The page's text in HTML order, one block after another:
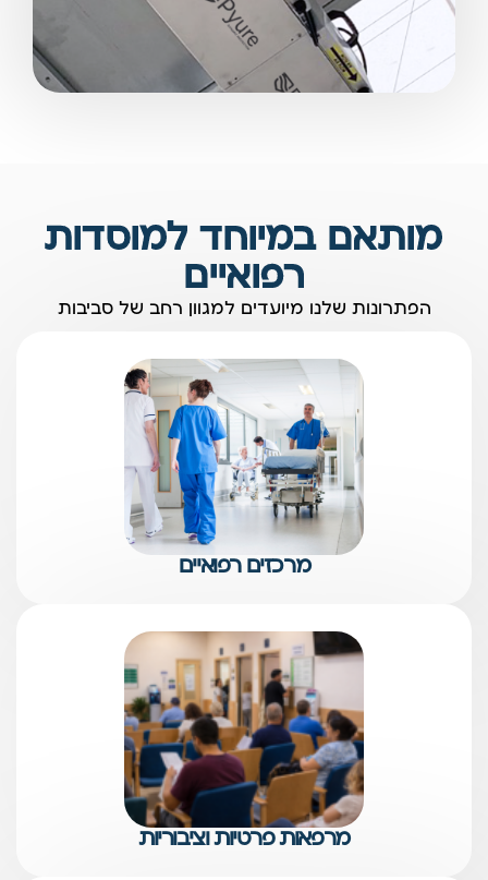
מותאם במיוחד למוסדות
רפואיים
הפתרונות שלנו מיועדים למגוון רחב של סביבות
מרכזים רפואיים
מרפאות פרטיות וציבוריות